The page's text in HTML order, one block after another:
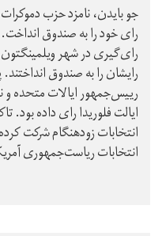
جو بایدن، نامزد حزب
رای خود را به صندوق
رای‌گیری در شهر
رایشان را به صندوق
رییس‌جمهور ایالات متحده و
انتخابات زودهنگام شرکت
انتخابات ریاست‌جمهوری